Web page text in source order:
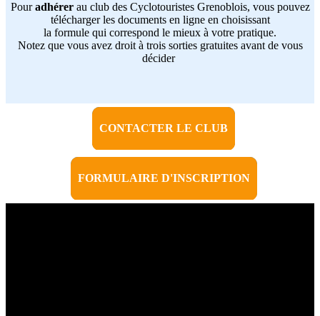
Pouradhérerau club des Cyclotouristes Grenoblois, vous pouvez
télécharger les documents en ligne en choisissant
la formule qui correspond le mieux à votre pratique.
Notez que vous avez droit à trois sorties gratuites avant de vous
décider
CONTACTER LE CLUB
FORMULAIRE D'INSCRIPTION